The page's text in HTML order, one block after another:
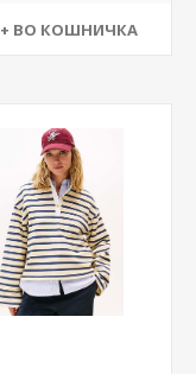
+ ВО КОШНИЧКА